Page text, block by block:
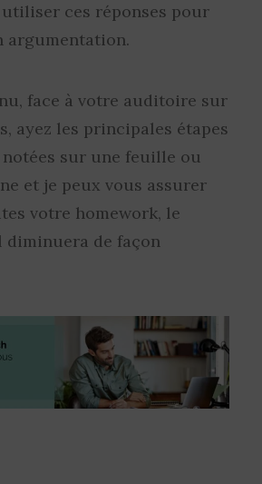
ces réponses pour
argumentation.
face à votre auditoire sur
ayez les principales étapes
notées sur une feuille ou
et je peux vous assurer
votre homework, le
diminuera de façon